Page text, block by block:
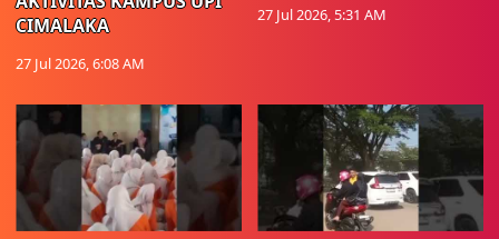
CIMALAKA
27 Jul 2026, 6:08 AM
27 Jul 2026, 5:31 AM